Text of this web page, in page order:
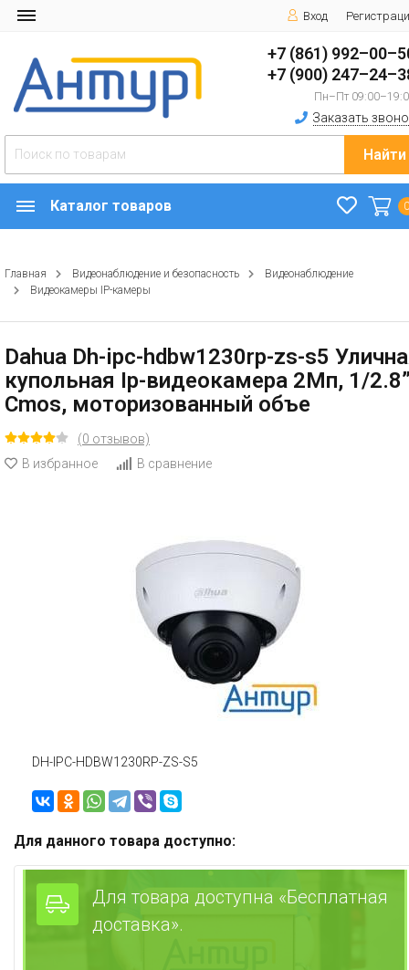
Вход
+7 (861)
+7 (900)
Пн–Пт
Заказать
Найти
Каталог товаров
Главная Видеонаблюдение и безопасность
Видеонаблюдение
Видеокамеры IP-камеры
Dahua Dh-ipc-hdbw1230rp-zs-s5
купольная Ip-видеокамера 2Мп, 1/
Cmos, моторизованный объе
(0 отзывов)
В избранное
В сравнение
DH-IPC-HDBW1230RP-ZS-S5
Для данного товара доступно:
Для товара доступна «Бесплатная
доставка».